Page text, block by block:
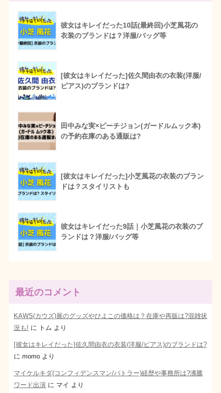
彼女はキレイだった10話(最終回)小芝風花の
衣装のブランドは？洋服/バッグ等
[彼女はキレイだった]佐久間由衣の衣装(洋服/
ピアス)のブランドは?
田中みな実×ピーチジョン(ガードルムック本)
の予約在庫のある通販は?
[彼女はキレイだった]小芝風花の衣装のブラン
ドは？スタイリストも
彼女はキレイだった9話｜小芝風花の衣装のブ
ランドは？洋服/バッグ等
最近のコメント
KAWS(カウズ)展のグッズやひよこの価格は？在庫や再販は?混雑状
況も! に トム より
[彼女はキレイだった]佐久間由衣の衣装(洋服/ピアス)のブランドは?
に momoより
マイケルキダ(コンフィデンスマン/バトラー)経歴や事務所は?沸騰
ワード出演に マイ より